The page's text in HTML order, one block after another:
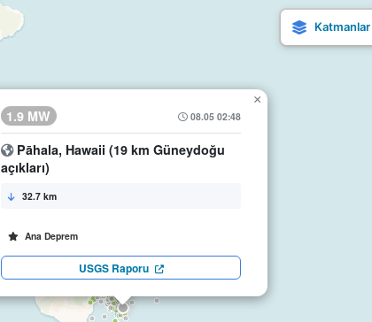
1.9 MW 08.05 02:48
Pāhala, Hawaii (19 km Güneydoğu
açıkları)
32.7 km
Ana Deprem
USGS Raporu
×